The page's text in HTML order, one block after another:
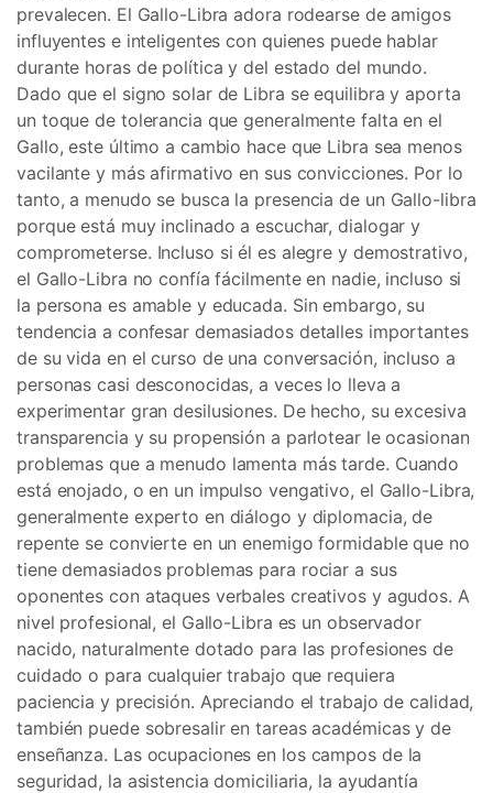
prevalecen. El Gallo-Libra adora rodearse de amigos
influyentes e inteligentes con quienes puede hablar
durante horas de política y del estado del mundo.
Dado que el signo solar de Libra se equilibra y aporta
un toque de tolerancia que generalmente falta en el
Gallo, este último a cambio hace que Libra sea menos
vacilante y más afirmativo en sus convicciones. Por lo
tanto, a menudo se busca la presencia de un Gallo-libra
porque está muy inclinado a escuchar, dialogar y
comprometerse. Incluso si él es alegre y demostrativo,
el Gallo-Libra no confía fácilmente en nadie, incluso si
la persona es amable y educada. Sin embargo, su
tendencia a confesar demasiados detalles importantes
de su vida en el curso de una conversación, incluso a
personas casi desconocidas, a veces lo lleva a
experimentar gran desilusiones. De hecho, su excesiva
transparencia y su propensión a parlotear le ocasionan
problemas que a menudo lamenta más tarde. Cuando
está enojado, o en un impulso vengativo, el Gallo-Libra,
generalmente experto en diálogo y diplomacia, de
repente se convierte en un enemigo formidable que no
tiene demasiados problemas para rociar a sus
oponentes con ataques verbales creativos y agudos. A
nivel profesional, el Gallo-Libra es un observador
nacido, naturalmente dotado para las profesiones de
cuidado o para cualquier trabajo que requiera
paciencia y precisión. Apreciando el trabajo de calidad,
también puede sobresalir en tareas académicas y de
enseñanza. Las ocupaciones en los campos de la
seguridad, la asistencia domiciliaria, la ayudantía